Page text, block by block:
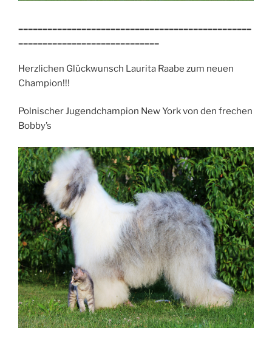
Herzlichen Glückwunsch Laurita Raabe zum neuen
Champion!!!
Polnischer Jugendchampion New York von den frechen
Bobby’s